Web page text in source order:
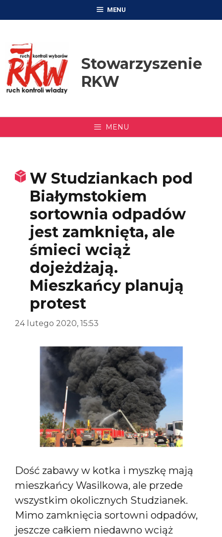
MENU
Stowarzyszenie
RKW
MENU
W Studziankach pod
Białymstokiem
sortownia odpadów
jest zamknięta, ale
śmieci wciąż
dojeżdżają.
Mieszkańcy planują
protest
24 lutego 2020, 15:53
Dość zabawy w kotka i myszkę mają
mieszkańcy Wasilkowa, ale przede
wszystkim okolicznych Studzianek.
Mimo zamknięcia sortowni odpadów,
jeszcze całkiem niedawno wciąż